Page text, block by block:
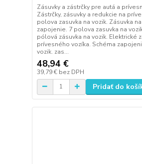
Zásuvky a zástrčky pre autá a
Zástrčky, zásuvky a redukcie na
polova zasuvka na vozik. Zásuvka
zapojenie. 7 polova zasuvka na
pólová zásuvka na vozik. Elektrické
prívesného vozíka. Schéma
vozik. zas...
48,94 €
39,79 € bez DPH
Pridať do